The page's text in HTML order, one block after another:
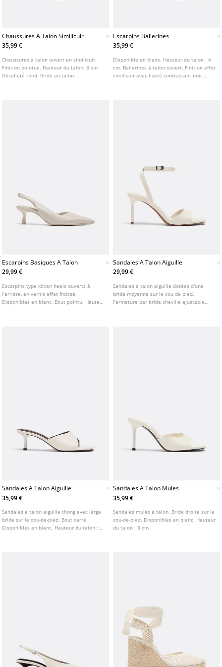
Chaussures A Talon Similicuir
35,99 €
Chaussures à talon ouvert en similicuir.
Finition pointue. Hauteur du talon: 8 cm
Décolleté rond. Bride au talon.
Escarpins Ballerines
35,99 €
Disponible en blanc. Hauteur du talon : 4
cm. Ballerines à talon ouvert. Finition effet
similicuir avec liseré contrastant noir.
Escarpins Basiques A Talon
29,99 €
Escarpins type kitten heels ouverts à
l'arrière, en vernis effet froissé.
Disponibles en blanc. Bout pointu. Hauteur
Sandales A Talon Aiguille
29,99 €
Sandales à talon aiguille dotées d'une
bride moyenne sur le cou de pied.
Fermeture par bride cheville ajustable
Sandales A Talon Aiguille
35,99 €
Sandales à talon aiguille thong avec large
bride sur le cou-de-pied. Bout carré.
Disponibles en blanc. Hauteur du talon : 5
Sandales A Talon Mules
35,99 €
Sandales mules à talon. Bride droite sur le
cou-de-pied. Disponibles en blanc. Hauteur
du talon : 8 cm